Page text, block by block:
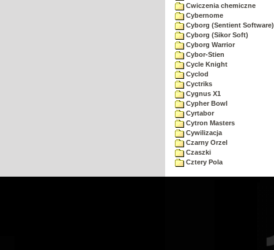
Cwiczenia chemiczne
Cybernome
Cyborg (Sentient Software)
Cyborg (Sikor Soft)
Cyborg Warrior
Cybor-Stien
Cycle Knight
Cyclod
Cyctriks
Cygnus X1
Cypher Bowl
Cyrtabor
Cytron Masters
Cywilizacja
Czarny Orzel
Czaszki
Cztery Pola